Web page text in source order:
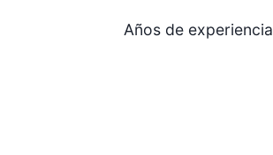
Años de experiencia